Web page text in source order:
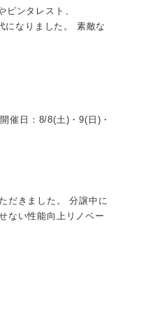
ンタレスト、
になりました。 素敵な
催日：8/8(土)・9(日)・
だきました。 分譲中に
ない性能向上リノベー